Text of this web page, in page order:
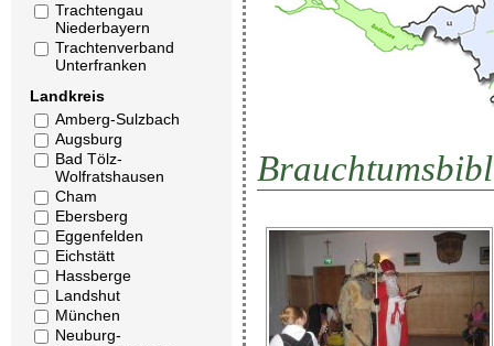
Trachtengau
Niederbayern
Trachtenverband
Unterfranken
Landkreis
Amberg-Sulzbach
Augsburg
Bad Tölz-
Wolfratshausen
Cham
Ebersberg
Eggenfelden
Eichstätt
Hassberge
Landshut
München
Neuburg-